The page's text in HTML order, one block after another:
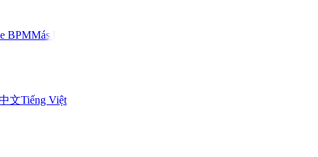
BPMMás herramientas
文Tiếng Việt